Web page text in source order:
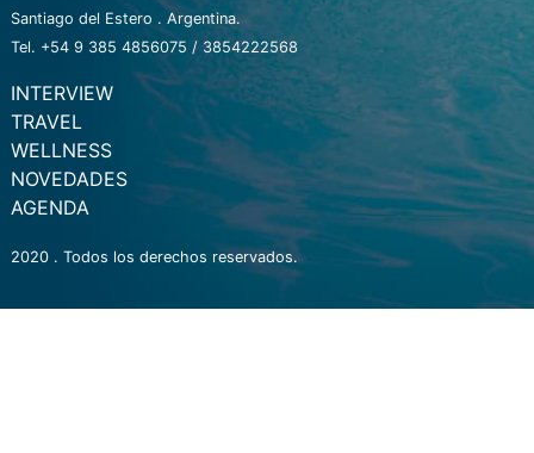
Santiago del Estero . Argentina.
Tel. +54 9 385 4856075 / 3854222568
INTERVIEW
TRAVEL
WELLNESS
NOVEDADES
AGENDA
2020 . Todos los derechos reservados.